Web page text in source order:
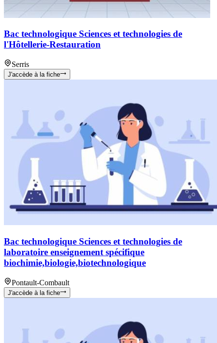
Bac technologique Sciences et technologies de
l'Hôtellerie-Restauration
Serris
J'accède à la fiche
Bac technologique Sciences et technologies de
laboratoire enseignement spécifique
biochimie,biologie,biotechnologique
Pontault-Combault
J'accède à la fiche